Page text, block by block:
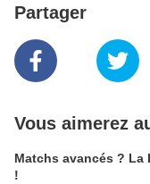
Partager
Vous aimerez
Matchs avancés ? La
!